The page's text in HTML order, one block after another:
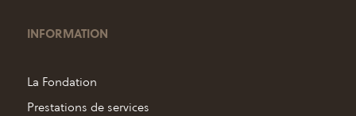
INFORMATION
La Fondation
Prestations de services